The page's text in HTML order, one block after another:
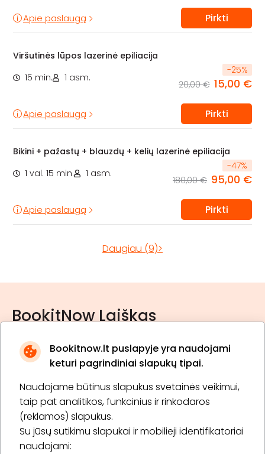
Bookitnow.lt puslapyje yra naudojami
keturi pagrindiniai slapukų tipai.
Naudojame būtinus slapukus svetainės veikimui,
taip pat analitikos, funkcinius ir rinkodaros
(reklamos) slapukus.
Su jūsų sutikimu slapukai ir mobilieji identifikatoriai
naudojami:
Apie paslaugą Pirkti
Viršutinės lūpos lazerinė epiliacija
15 min.
1 asm.
-25%
20,00 € 15,00 €
Apie paslaugą Pirkti
Bikini + pažastų + blauzdų + kelių lazerinė epiliacija
1 val. 15 min.
1 asm.
-47%
180,00 € 95,00 €
Apie paslaugą Pirkti
Daugiau (9)>
BookitNow Laiškas
* Susipažinau su privatumo politika
Prenumeruoti